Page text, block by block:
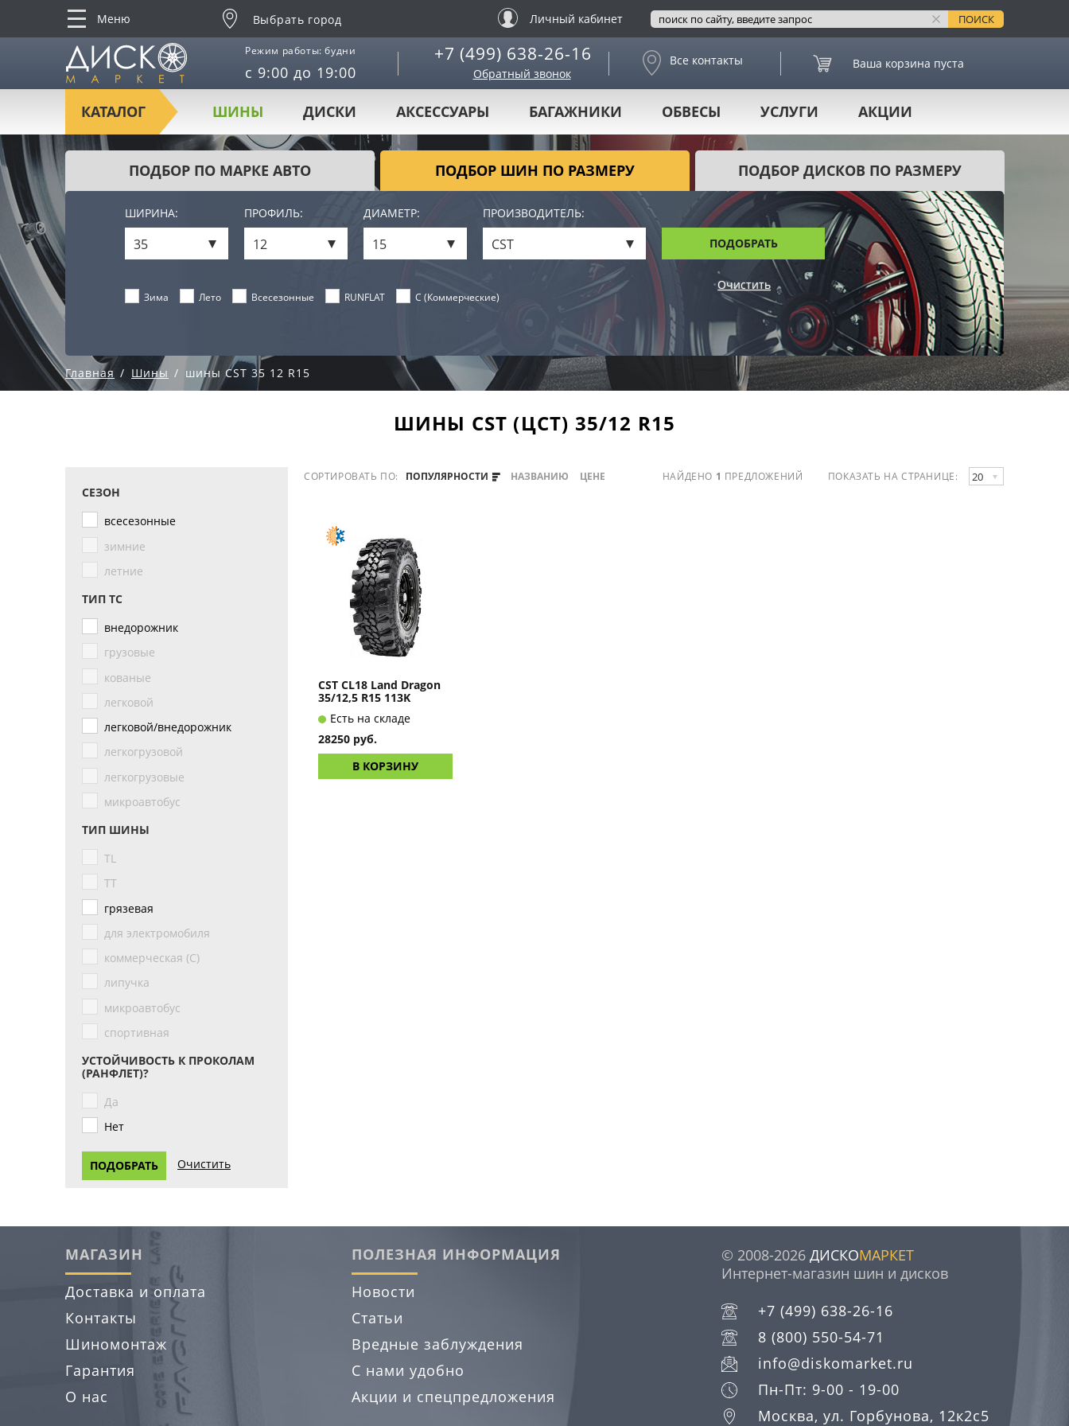
Меню Выбрать город Личный кабинет
Режим работы: будни
с 9:00 до 19:00
+7 (499) 638-26-16
Обратный звонок
Все контакты Ваша корзина пуста
КАТАЛОГ ШИНЫ ДИСКИ АКСЕССУАРЫ БАГАЖНИКИ ОБВЕСЫ УСЛУГИ АКЦИИ
ПОДБОР ПО МАРКЕ АВТО ПОДБОР ШИН ПО РАЗМЕРУ ПОДБОР ДИСКОВ ПО РАЗМЕРУ
ШИРИНА: ПРОФИЛЬ: ДИАМЕТР: ПРОИЗВОДИТЕЛЬ:
35 12 15 CST ПОДОБРАТЬ
Зима Лето Всесезонные RUNFLAT C (Коммерческие)
Главная Шины шины CST 35 12 R15
ШИНЫ CST (ЦСТ) 35/12 R15
СЕЗОН
всесезонные
зимние
летние
ТИП ТС
внедорожник
грузовые
кованые
легковой
легковой/внедорожник
легкогрузовой
легкогрузовые
микроавтобус
ТИП ШИНЫ
TL
TT
грязевая
для электромобиля
коммерческая (С)
липучка
микроавтобус
спортивная
УСТОЙЧИВОСТЬ К ПРОКОЛАМ
(РАНФЛЕТ)?
Да
Нет
СОРТИРОВАТЬ ПО: ПОПУЛЯРНОСТИ НАЗВАНИЮ ЦЕНЕ НАЙДЕНО 1 ПРЕДЛОЖЕНИЙ ПОКАЗАТЬ НА СТРАНИЦЕ: 20
CST CL18 Land Dragon
35/12,5 R15 113K
Есть на складе
28250 руб.
В КОРЗИНУ
МАГАЗИН
Доставка и оплата
Контакты
Шиномонтаж
Гарантия
О нас
ПОЛЕЗНАЯ ИНФОРМАЦИЯ
Новости
Статьи
Вредные заблуждения
С нами удобно
Акции и спецпредложения
© 2008-2026 ДИСКОМАРКЕТ
Интернет-магазин шин и дисков
+7 (499) 638-26-16
8 (800) 550-54-71
info@diskomarket.ru
Пн-Пт: 9-00 - 19-00
Москва, ул. Горбунова, 12к2с5